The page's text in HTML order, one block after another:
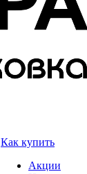
Как купить
Акции